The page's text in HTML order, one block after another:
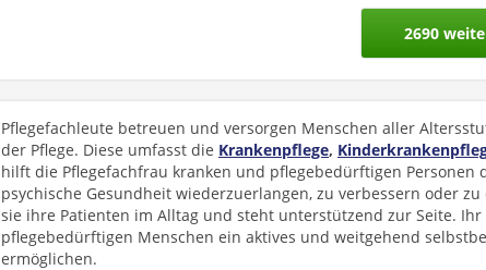
2690
Pflegefachleute betreuen und versorgen Menschen aller
der Pflege. Diese umfasst die Krankenpflege,
hilft die Pflegefachfrau kranken und pflegebedürftigen Personen
psychische Gesundheit wiederzuerlangen, zu verbessern oder
sie ihre Patienten im Alltag und steht unterstützend zur Seite. Ihr
pflegebedürftigen Menschen ein aktives und weitgehend
ermöglichen.